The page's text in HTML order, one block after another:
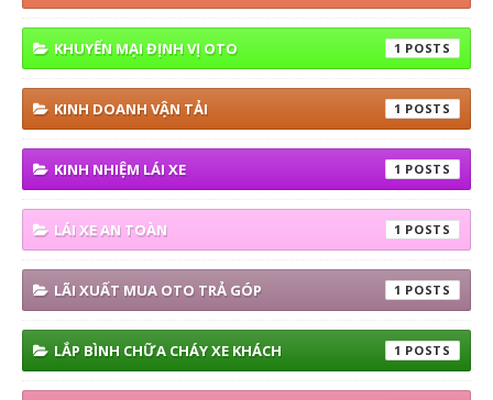
KHUYẾN MẠI ĐỊNH VỊ OTO 1
KINH DOANH VẬN TẢI 1
KINH NHIỆM LÁI XE 1
LÁI XE AN TOÀN 1
LÃI XUẤT MUA OTO TRẢ GÓP 1
LẮP BÌNH CHỮA CHÁY XE KHÁCH 1